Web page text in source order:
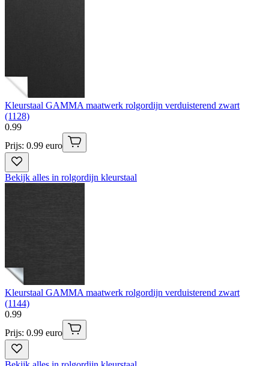
Kleurstaal GAMMA maatwerk rolgordijn verduisterend zwart
(1128)
0.99
Prijs: 0.99 euro
Bekijk alles in rolgordijn kleurstaal
Kleurstaal GAMMA maatwerk rolgordijn verduisterend zwart
(1144)
0.99
Prijs: 0.99 euro